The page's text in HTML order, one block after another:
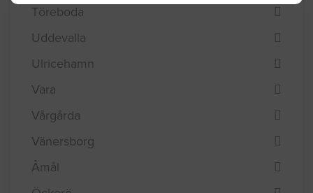
Töreboda
Uddevalla
Ulricehamn
Vara
Vårgårda
Vänersborg
Åmål